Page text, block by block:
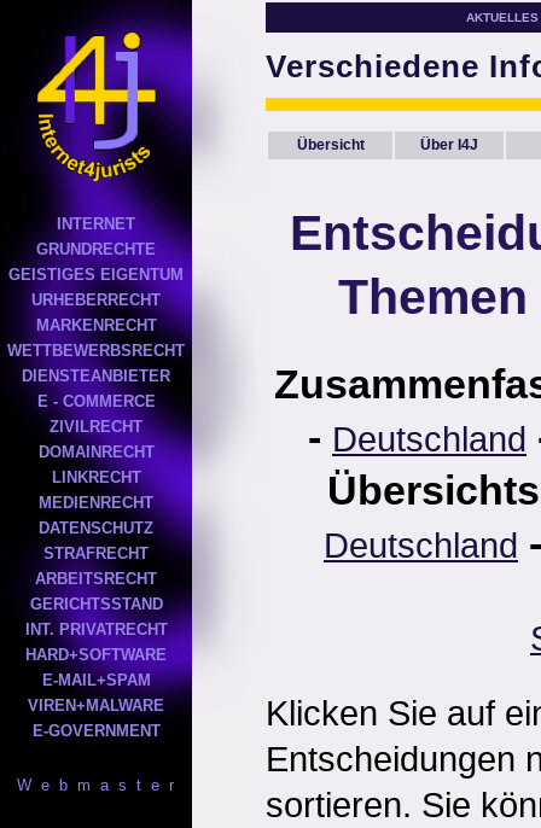
INTERNET
GRUNDRECHTE
GEISTIGES EIGENTUM
URHEBERRECHT
MARKENRECHT
WETTBEWERBSRECHT
DIENSTEANBIETER
E - COMMERCE
ZIVILRECHT
DOMAINRECHT
LINKRECHT
MEDIENRECHT
DATENSCHUTZ
STRAFRECHT
ARBEITSRECHT
GERICHTSSTAND
INT. PRIVATRECHT
HARD+SOFTWARE
E-MAIL+SPAM
VIREN+MALWARE
E-GOVERNMENT
W e b m a s t e r
AKTUELLES
Verschiedene
Übersicht Über I4J
- Deutschland
Deutschland
Klicken Sie auf
Entscheidungen
sortieren. Sie